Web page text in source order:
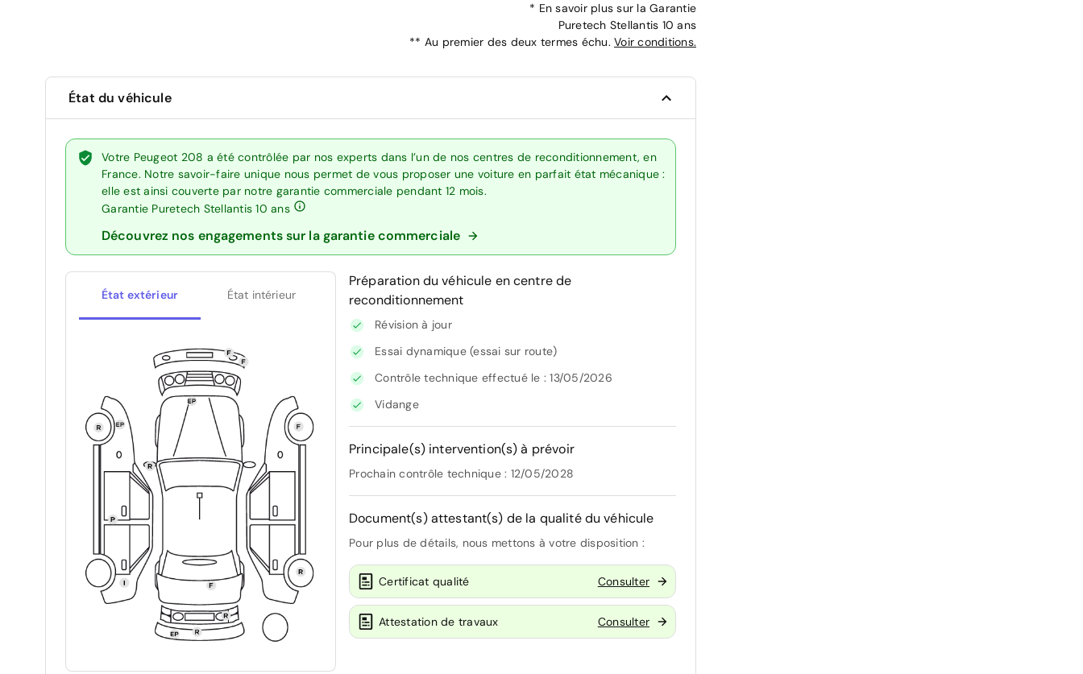
* En savoir plus sur la Garantie
Puretech Stellantis 10 ans
** Au premier des deux termes échu. Voir conditions.
État du véhicule
Votre Peugeot 208 a été contrôlée par nos experts dans l’un de nos centres de reconditionnement, en
France. Notre savoir-faire unique nous permet de vous proposer une voiture en parfait état mécanique :
elle est ainsi couverte par notre garantie commerciale pendant 12 mois.
Garantie Puretech Stellantis 10 ans
Découvrez nos engagements sur la garantie commerciale
État extérieur État intérieur
Préparation du véhicule en centre de
reconditionnement
Révision à jour
Essai dynamique (essai sur route)
Contrôle technique effectué le : 13/05/2026
Vidange
Principale(s) intervention(s) à prévoir
Prochain contrôle technique : 12/05/2028
Document(s) attestant(s) de la qualité du véhicule
Pour plus de détails, nous mettons à votre disposition :
Certificat qualité Consulter
Attestation de travaux Consulter